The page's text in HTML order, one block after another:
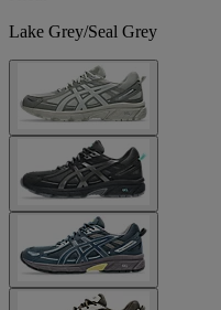
Lake Grey/Seal Grey